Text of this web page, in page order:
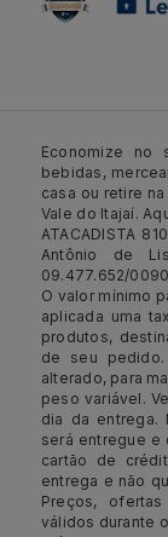
Economize no
bebidas,
casa ou retire
Vale do Itajaí.
ATACADISTA
Antônio de
09.477.652/
O valor mínimo
aplicada uma
produtos,
de seu
alterado, para
peso variável.
dia da entrega.
será entregue e
cartão de
entrega e não
Preços,
válidos durante